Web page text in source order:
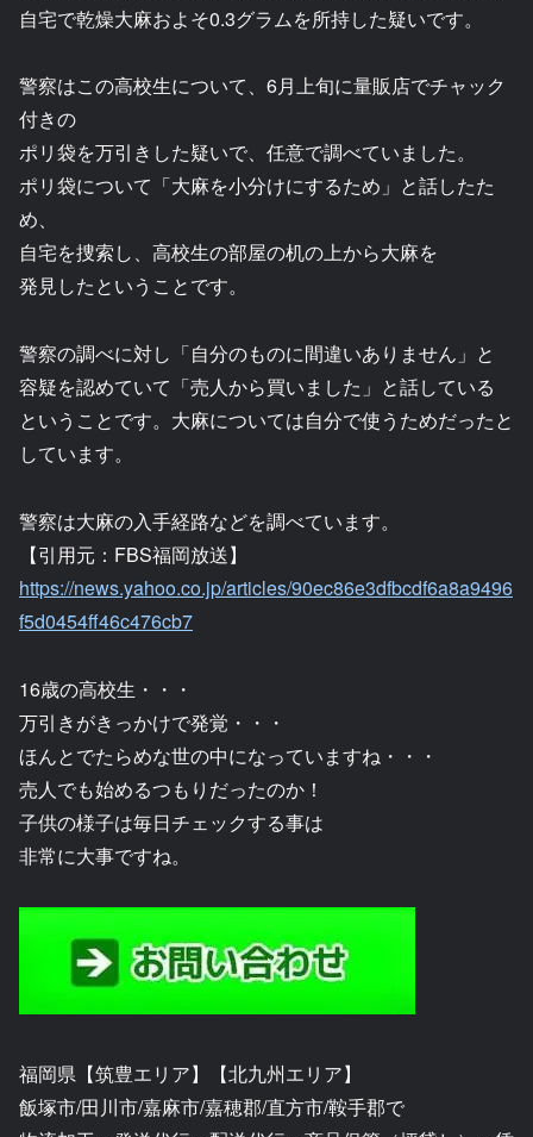
自宅で乾燥大麻およそ0.3グラムを所持した疑いです。
警察はこの高校生について、6月上旬に量販店でチャック
付きの
ポリ袋を万引きした疑いで、任意で調べていました。
ポリ袋について「大麻を小分けにするため」と話したた
め、
自宅を捜索し、高校生の部屋の机の上から大麻を
発見したということです。
警察の調べに対し「自分のものに間違いありません」と
容疑を認めていて「売人から買いました」と話している
ということです。大麻については自分で使うためだったと
しています。
警察は大麻の入手経路などを調べています。
【引用元：FBS福岡放送】
https://news.yahoo.co.jp/articles/90ec86e3dfbcdf6a8a9496
f5d0454ff46c476cb7
16歳の高校生・・・
万引きがきっかけで発覚・・・
ほんとでたらめな世の中になっていますね・・・
売人でも始めるつもりだったのか！
子供の様子は毎日チェックする事は
非常に大事ですね。
福岡県【筑豊エリア】【北九州エリア】
飯塚市/田川市/嘉麻市/嘉穂郡/直方市/鞍手郡で